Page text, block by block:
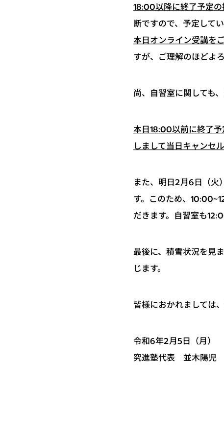
18:00以降に終了予定
断ですので、予定して
本日オンライン受講を
すが、ご理解のほどよ
尚、自習室に関しても
本日18:00以前に終了
しまして当日キャンセ
また、明日2月6日（火
す。このため、
だきます。自習室も
最後に、積雪状況を見
じます。
皆様におかれましては
令和6年2月5日（月）
究進塾代表 並木陽児